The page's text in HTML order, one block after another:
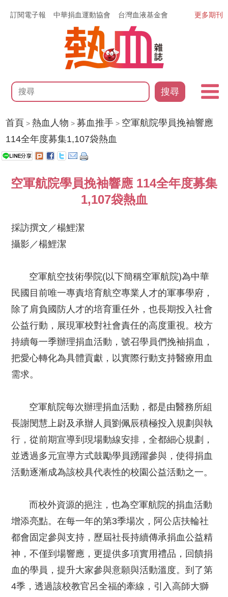
訂閱電子報 中華捐血運動協會 台灣血液基金會
搜尋
更多期刊
首頁 >熱血人物 >募血推手 > 空軍航院學員挽袖響應
114全年度募集1,107袋熱血
空軍航院學員挽袖響應 114全年度募集
1,107袋熱血
採訪撰文／楊鯉潔
攝影／楊鯉潔
空軍航空技術學院(以下簡稱空軍航院)為中華
民國目前唯一專責培育航空專業人才的軍事學府，
除了肩負國防人才的培育重任外，也長期投入社會
公益行動，展現軍校對社會責任的高度重視。校方
持續每一季辦理捐血活動，號召學員們挽袖捐血，
把愛心轉化為具體貢獻，以實際行動支持醫療用血
需求。
空軍航院每次辦理捐血活動，都是由醫務所組
長謝閔慧上尉及承辦人員劉佩辰積極投入規劃與執
行，從前期宣導到現場動線安排，全都細心規劃，
並透過多元宣導方式鼓勵學員踴躍參與，使得捐血
活動逐漸成為該校具代表性的校園公益活動之一。
而校外資源的挹注，也為空軍航院的捐血活動
增添亮點。在每一年的第3季場次，阿公店扶輪社
都會固定參與支持，歷屆社長持續傳承捐血公益精
神，不僅到場響應，更提供多項實用禮品，回饋捐
血的學員，提升大家參與意願與活動溫度。到了第
4季，透過該校教官呂全福的牽線，引入高師大獅